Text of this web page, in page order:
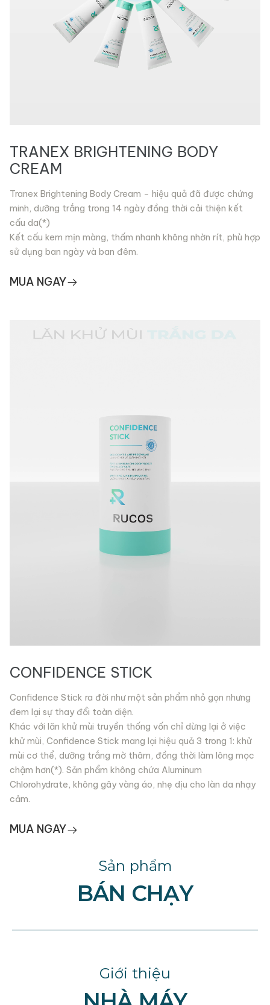
TRANEX BRIGHTENING BODY
CREAM
Tranex Brightening Body Cream – hiệu quả đã được chứng
minh, dưỡng trắng trong 14 ngày đồng thời cải thiện kết
cấu da(*)
Kết cấu kem mịn màng, thấm nhanh không nhờn rít, phù hợp
sử dụng ban ngày và ban đêm.
MUA NGAY
CONFIDENCE STICK
Confidence Stick ra đời như một sản phẩm nhỏ gọn nhưng
đem lại sự thay đổi toàn diện.
Khác với lăn khử mùi truyền thống vốn chỉ dừng lại ở việc
khử mùi, Confidence Stick mang lại hiệu quả 3 trong 1: khử
mùi cơ thể, dưỡng trắng mờ thâm, đồng thời làm lông mọc
chậm hơn(*). Sản phẩm không chứa Aluminum
Chlorohydrate, không gây vàng áo, nhẹ dịu cho làn da nhạy
cảm.
MUA NGAY
Sản phẩm
BÁN CHẠY
Giới thiệu